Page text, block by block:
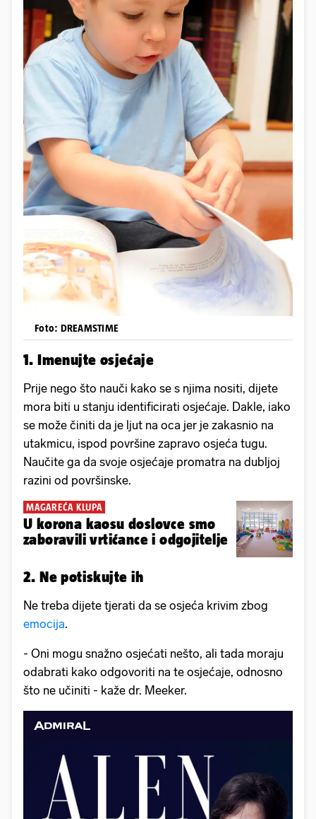
Foto: DREAMSTIME
1. Imenujte osjećaje
Prije nego što nauči kako se s njima nositi, dijete
mora biti u stanju identificirati osjećaje. Dakle, iako
se može činiti da je ljut na oca jer je zakasnio na
utakmicu, ispod površine zapravo osjeća tugu.
Naučite ga da svoje osjećaje promatra na dubljoj
razini od površinske.
MAGAREĆA KLUPA
U korona kaosu doslovce smo
zaboravili vrtićance i odgojitelje
2. Ne potiskujte ih
Ne treba dijete tjerati da se osjeća krivim zbog
emocija.
- Oni mogu snažno osjećati nešto, ali tada moraju
odabrati kako odgovoriti na te osjećaje, odnosno
što ne učiniti - kaže dr. Meeker.